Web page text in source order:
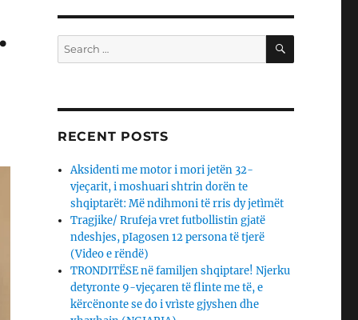
Search
for:
SEARCH
RECENT POSTS
Aksidenti me motor i mori jetën 32-
vjeçarit, i moshuari shtrin dorën te
shqiptarët: Më ndihmoni të rris dy jetìmët
Tragjike/ Rrufeja vret futbollistin gjatë
ndeshjes, pIagosen 12 persona të tjerë
(Video e rëndë)
TRONDITËSE në familjen shqiptare! Njerku
detyronte 9-vjeçaren të flinte me të, e
kërcënonte se do i vrìste gjyshen dhe